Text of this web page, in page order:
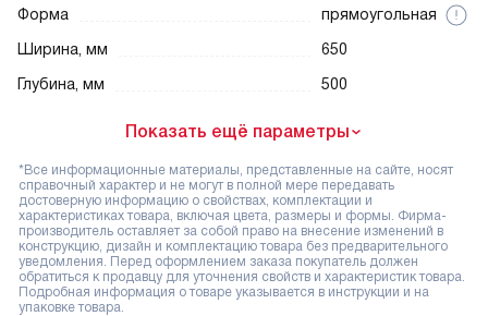
Форма
прямоугольная
Ширина, мм
650
Глубина, мм
500
Показать ещё параметры
*Все информационные материалы, представленные на сайте, носят
справочный характер и не могут в полной мере передавать
достоверную информацию о свойствах, комплектации и
характеристиках товара, включая цвета, размеры и формы. Фирма-
производитель оставляет за собой право на внесение изменений в
конструкцию, дизайн и комплектацию товара без предварительного
уведомления. Перед оформлением заказа покупатель должен
обратиться к продавцу для уточнения свойств и характеристик товара.
Подробная информация о товаре указывается в инструкции и на
упаковке товара.